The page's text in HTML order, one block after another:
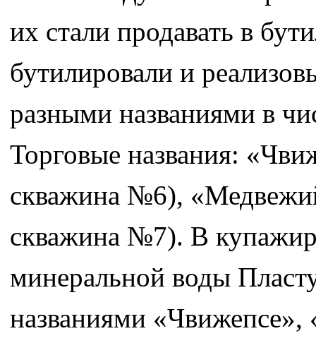
их стали продавать в
бутилировали и
разными названиями в
Торговые названия:
скважина №6),
скважина №7). В
минеральной воды
названиями